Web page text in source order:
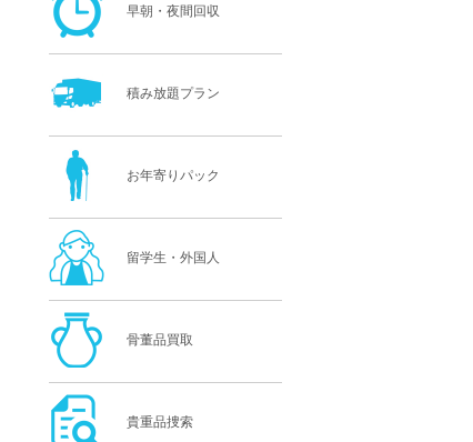
早朝・夜間回収
積み放題プラン
お年寄りパック
留学生・外国人
骨董品買取
貴重品捜索